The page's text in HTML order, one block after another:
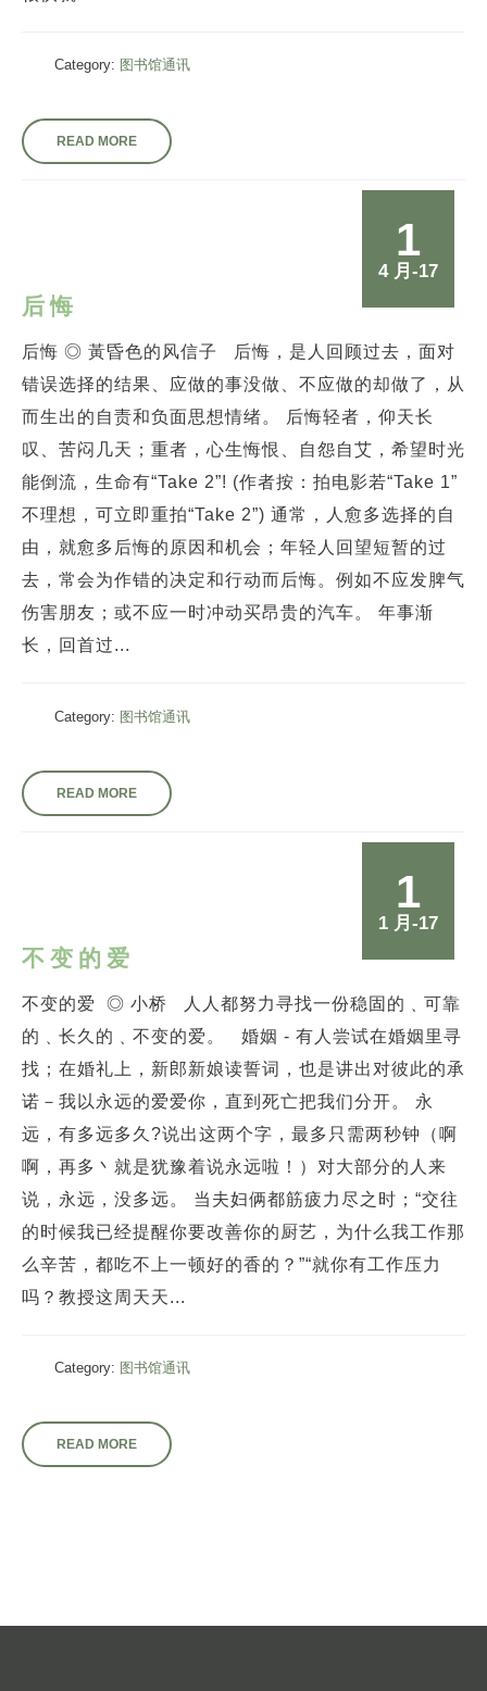
Category: 图书馆通讯
READ MORE
1
4 月-17
后悔
后悔 ◎ 黃昏色的风信子 后悔，是人回顾过去，面对
错误选择的结果、应做的事没做、不应做的却做了，从
而生出的自责和负面思想情绪。 后悔轻者，仰天长
叹、苦闷几天；重者，心生悔恨、自怨自艾，希望时光
能倒流，生命有“Take 2”! (作者按：拍电影若“Take 1”
不理想，可立即重拍“Take 2”) 通常，人愈多选择的自
由，就愈多后悔的原因和机会；年轻人回望短暂的过
去，常会为作错的决定和行动而后悔。例如不应发脾气
伤害朋友；或不应一时冲动买昂贵的汽车。 年事渐
长，回首过...
Category: 图书馆通讯
READ MORE
1
1 月-17
不变的爱
不变的爱 ◎ 小桥 人人都努力寻找一份稳固的﹑可靠
的﹑长久的﹑不变的爱。 婚姻 - 有人尝试在婚姻里寻
找；在婚礼上，新郎新娘读誓词，也是讲出对彼此的承
诺－我以永远的爱爱你，直到死亡把我们分开。 永
远，有多远多久?说出这两个字，最多只需两秒钟（啊
啊，再多丶就是犹豫着说永远啦！）对大部分的人来
说，永远，没多远。 当夫妇俩都筋疲力尽之时；“交往
的时候我已经提醒你要改善你的厨艺，为什么我工作那
么辛苦，都吃不上一顿好的香的？”“就你有工作压力
吗？教授这周天天...
Category: 图书馆通讯
READ MORE